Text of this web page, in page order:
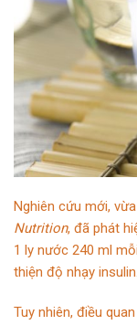
Nghiên cứu mới,
Nutrition, đã phát
1 ly nước 240 ml
thiện độ nhạy insulin.
Tuy nhiên, điều